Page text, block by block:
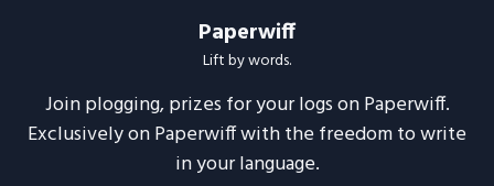
Paperwiff
Lift by words.
Join plogging, prizes for your logs on Paperwiff.
Exclusively on Paperwiff with the freedom to write
in your language.